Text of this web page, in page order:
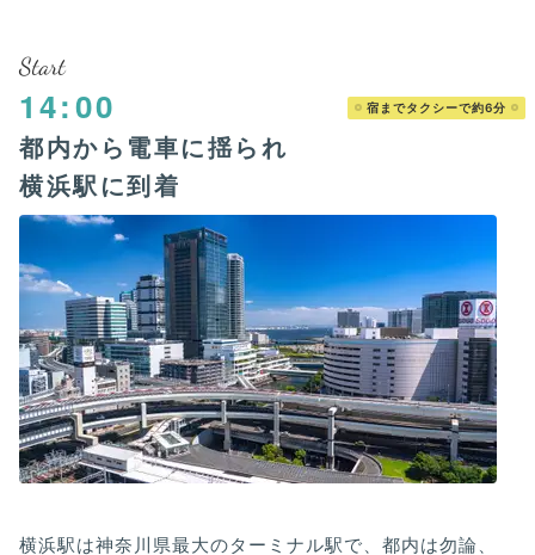
Start
14:00 宿までタクシーで約6分
都内から電車に揺られ
横浜駅に到着
横浜駅は神奈川県最大のターミナル駅で、都内は勿論、